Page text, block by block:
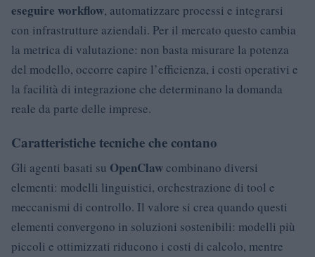
eseguire workflow, automatizzare processi e integrarsi
con infrastrutture aziendali. Per il mercato questo cambia
la metrica di valutazione: non basta misurare la potenza
del modello, occorre capire l’efficienza, i costi operativi e
la facilità di integrazione che determinano la domanda
reale da parte delle imprese.
Caratteristiche tecniche che contano
Gli agenti basati su OpenClawcombinano diversi
elementi: modelli linguistici, orchestrazione di tool e
meccanismi di controllo. Il valore si crea quando questi
elementi convergono in soluzioni sostenibili: modelli più
piccoli e ottimizzati riducono i costi di calcolo, mentre